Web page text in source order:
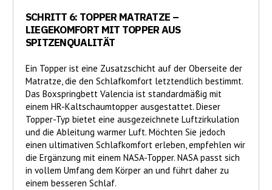
SCHRITT 6: TOPPER MATRATZE –
LIEGEKOMFORT MIT TOPPER AUS
SPITZENQUALITÄT
Ein Topper ist eine Zusatzschicht auf der Oberseite der
Matratze, die den Schlafkomfort letztendlich bestimmt.
Das Boxspringbett Valencia ist standardmäßig mit
einem HR-Kaltschaumtopper ausgestattet. Dieser
Topper-Typ bietet eine ausgezeichnete Luftzirkulation
und die Ableitung warmer Luft. Möchten Sie jedoch
einen ultimativen Schlafkomfort erleben, empfehlen wir
die Ergänzung mit einem NASA-Topper. NASA passt sich
in vollem Umfang dem Körper an und führt daher zu
einem besseren Schlaf.